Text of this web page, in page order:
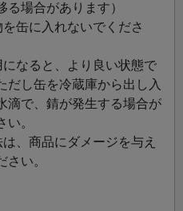
場合があります）
缶に入れないでくださ
なると、より良い状態で
だし缶を冷蔵庫から出し入
滴で、錆が発生する場合が
。
、商品にダメージを与え
さい。